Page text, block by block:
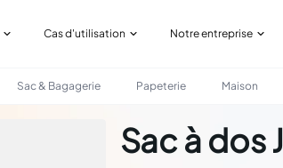
Cas d'utilisation Notre entreprise
Sac & Bagagerie Papeterie Maison
Sac à dos